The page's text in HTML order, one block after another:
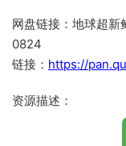
网盘链接：地球超
0824
链接： https://
资源描述：